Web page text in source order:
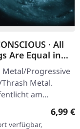
· All
Are Equal in
| CD
Metal/Progressive
Metal.
am
auf Supreme
Records. CD im
6,99 €
verfügbar,